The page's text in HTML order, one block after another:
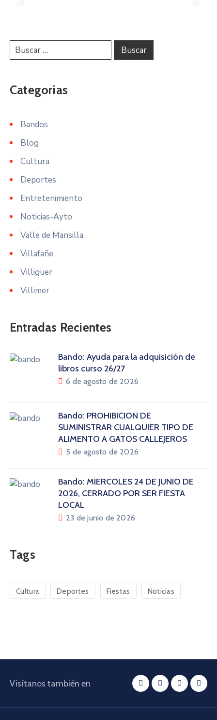
Categorías
Bandos
Blog
Cultura
Deportes
Entretenimiento
Noticias-Ayto
Valle de Mansilla
Villafañe
Villiguer
Villimer
Entradas Recientes
Bando: Ayuda para la adquisición de
libros curso 26/27
6 de agosto de 2026
Bando: PROHIBICIÓN DE
SUMINISTRAR CUALQUIER TIPO DE
ALIMENTO A GATOS CALLEJEROS
5 de agosto de 2026
Bando: MIÉRCOLES 24 DE JUNIO DE
2026, CERRADO POR SER FIESTA
LOCAL
23 de junio de 2026
Tags
Cultura Deportes Fiestas Noticias
Visítanos también en